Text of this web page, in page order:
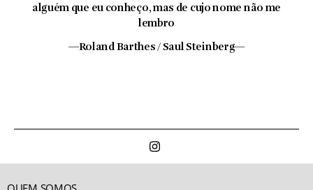
alguém que eu conheço, mas de cujo nome não me
lembro
—Roland Barthes / Saul Steinberg—